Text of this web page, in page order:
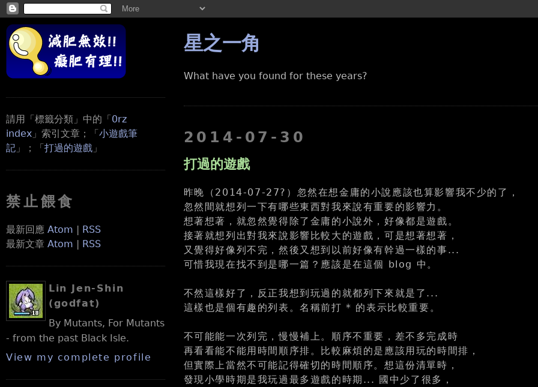
請用「標籤分類」中的「0rz
index 」索引文章；「小遊戲筆
記 」；「打過的遊戲 」
禁止餵食
最新回應 Atom | RSS
最新文章 Atom | RSS
Lin Jen-Shin
(godfat)
By Mutants, For Mutants
- from the past Black Isle.
View my complete profile
星之一角
What have you found for these years?
2014-07-30
打過的遊戲
昨晚（2014-07-27?）忽然在想金庸的小說應該也算影響我不少的了，
忽然間就想列一下有哪些東西對我來說有重要的影響力。
想著想著，就忽然覺得除了金庸的小說外，好像都是遊戲。
接著就想列出對我來說影響比較大的遊戲，可是想著想著，
又覺得好像列不完，然後又想到以前好像有幹過一樣的事...
可惜我現在找不到是哪一篇？應該是在這個 blog 中。
不然這樣好了，反正我想到玩過的就都列下來就是了...
這樣也是個有趣的列表。名稱前打 * 的表示比較重要。
不可能能一次列完，慢慢補上。順序不重要，差不多完成時
再看看能不能用時間順序排。比較麻煩的是應該用玩的時間排，
但實際上當然不可能記得確切的時間順序。想這份清單時，
發現小學時期是我玩過最多遊戲的時期... 國中少了很多，